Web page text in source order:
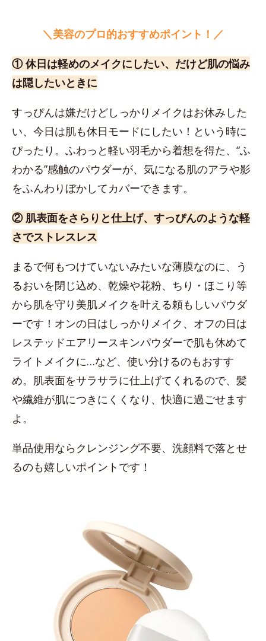
＼美容のプロ的おすすめポイント！／
① 休日は軽めのメイクにしたい、だけど肌の悩み
は隠したいときに
すっぴんは嫌だけどしっかりメイクはお休みした
い、今日は肌も休日モードにしたい！という時に
ぴったり。ふわっと軽い羽毛から着想を得た、“ふ
わかる”感触のパウダーが、気になる肌のアラや影
をふんわりぼかしてカバーできます。
② 肌表面をさらりと仕上げ、すっぴんのような軽
さでストレスレス
まるで何もつけていないみたいな薄膜なのに、う
るおいを閉じ込め、乾燥や花粉、ちり・ほこり等
から肌を守り美肌メイクを叶える頼もしいパウダ
ーです！オンの日はしっかりメイク、オフの日は
レステッドエアリースキンパウダーで肌も休めて
ライトメイクに…など、使い分けるのもおすす
め。肌表面をサラサラに仕上げてくれるので、髪
や繊維が肌につきにくくなり、快適に過ごせます
よ。
単品使用ならクレンジング不要、洗顔料で落とせ
るのも嬉しいポイントです！